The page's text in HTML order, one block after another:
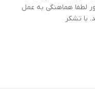
لطفا هماهنگی به عمل
با تشکر